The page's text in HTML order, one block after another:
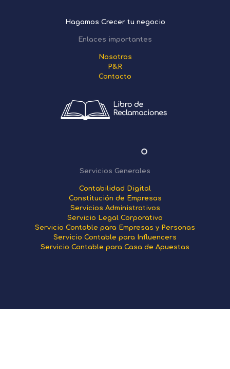
Hagamos Crecer tu negocio
Enlaces importantes
Nosotros
P&R
Contacto
Servicios Generales
Contabilidad Digital
Constitución de Empresas
Servicios Administrativos
Servicio Legal Corporativo
Servicio Contable para Empresas y Personas
Servicio Contable para Influencers
Servicio Contable para Casa de Apuestas